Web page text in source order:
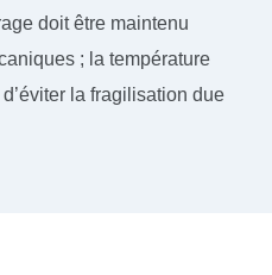
doit être maintenu
; la température
la fragilisation due